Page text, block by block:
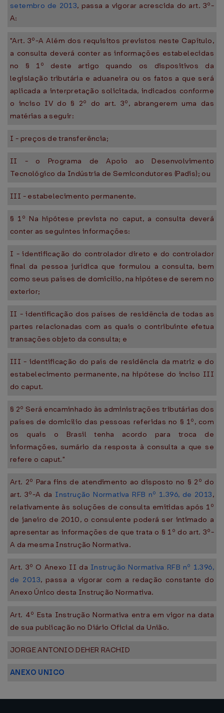
setembro de 2013, passa a vigorar acrescida do art. 3º-
A:
"Art. 3º-A Além dos requisitos previstos neste Capítulo,
a consulta deverá conter as informações estabelecidas
no § 1º deste artigo quando os dispositivos da
legislação tributária e aduaneira ou os fatos a que será
aplicada a interpretação solicitada, indicados conforme
o inciso IV do § 2º do art. 3º, abrangerem uma das
matérias a seguir:
I - preços de transferência;
II - o Programa de Apoio ao Desenvolvimento
Tecnológico da Indústria de Semicondutores (Padis); ou
III - estabelecimento permanente.
§ 1º Na hipótese prevista no caput, a consulta deverá
conter as seguintes informações:
I - identificação do controlador direto e do controlador
final da pessoa jurídica que formulou a consulta, bem
como seus países de domicílio, na hipótese de serem no
exterior;
II - identificação dos países de residência de todas as
partes relacionadas com as quais o contribuinte efetua
transações objeto da consulta; e
III - identificação do país de residência da matriz e do
estabelecimento permanente, na hipótese do inciso III
do caput.
§ 2º Será encaminhado às administrações tributárias dos
países de domicílio das pessoas referidas no § 1º, com
os quais o Brasil tenha acordo para troca de
informações, sumário da resposta à consulta a que se
refere o caput."
Art. 2º Para fins de atendimento ao disposto no § 2º do
art. 3º-A da Instrução Normativa RFB nº 1.396, de 2013,
relativamente às soluções de consulta emitidas após 1º
de janeiro de 2010, o consulente poderá ser intimado a
apresentar as informações de que trata o § 1º do art. 3º-
A da mesma Instrução Normativa.
Art. 3º O Anexo II da Instrução Normativa RFB nº 1.396,
de 2013, passa a vigorar com a redação constante do
Anexo Único desta Instrução Normativa.
Art. 4º Esta Instrução Normativa entra em vigor na data
de sua publicação no Diário Oficial da União.
JORGE ANTONIO DEHER RACHID
ANEXO UNICO